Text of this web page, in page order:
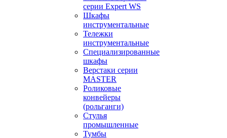
серии Expert WS
Шкафы
инструментальные
Тележки
инструментальные
Cпециализированные
шкафы
Верстаки серии
MASTER
Роликовые
конвейеры
(рольганги)
Стулья
промышленные
Тумбы